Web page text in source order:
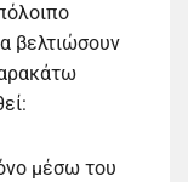
βελτιώσουν
μέσω του